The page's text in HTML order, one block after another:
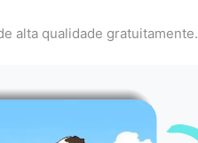
alta qualidade gratuitamente.